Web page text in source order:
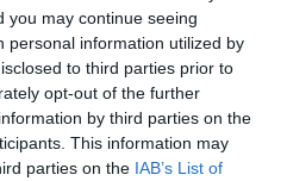
you may continue seeing
personal information utilized by
to third parties prior to
opt-out of the further
by third parties on the
This information may
parties on the IAB’s List of
odkryć najlepsze atrakcje
słynnego molo i
plaż, po ukryte parki,
i miejsca pełne kultury,
że nikt nie będzie się
•10 min
dojechać i gdzie spać —
z najpopularniejszych
nadmorskich w Polsce,
plaż, tętniącego
•6 min